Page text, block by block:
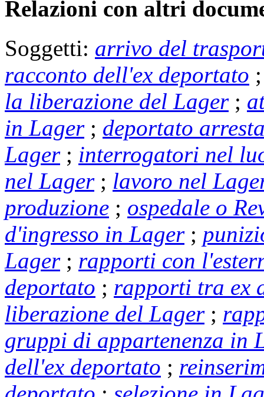
Relazioni con altri
Soggetti: arrivo del
racconto dell'ex deportato
la liberazione del Lager;
in Lager; deportato
Lager; interrogatori nel
nel Lager; lavoro nel
produzione ; ospedale o
d'ingresso in Lager;
Lager; rapporti con
deportato ; rapporti tra ex
liberazione del Lager;
gruppi di appartenenza in
dell'ex deportato ;